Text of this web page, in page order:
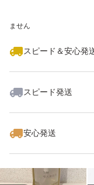
ません
スピード＆安心発
スピード発送
安心発送